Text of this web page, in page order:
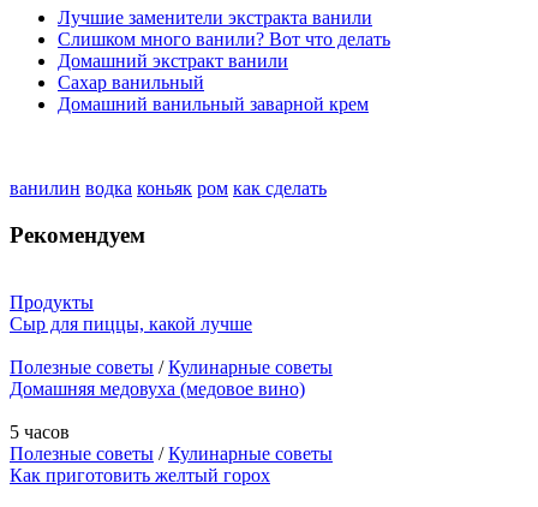
Лучшие заменители экстракта ванили
Слишком много ванили? Вот что делать
Домашний экстракт ванили
Сахар ванильный
Домашний ванильный заварной крем
ванилин водка коньяк ром как сделать
Рекомендуем
Продукты
Сыр для пиццы, какой лучше
Полезные советы /Кулинарные советы
Домашняя медовуха (медовое вино)
5 часов
Полезные советы /Кулинарные советы
Как приготовить желтый горох